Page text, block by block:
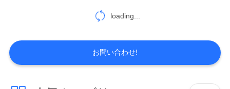
loading...
お問い合わせ!